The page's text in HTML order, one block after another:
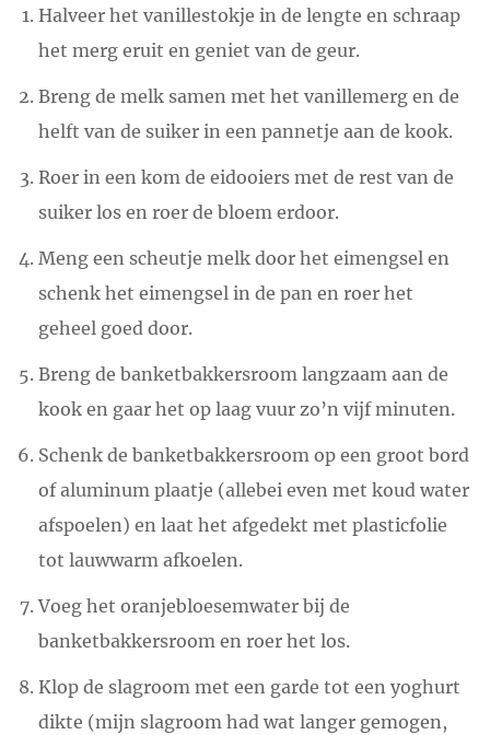
Halveer het vanillestokje in de lengte en schraap
het merg eruit en geniet van de geur.
Breng de melk samen met het vanillemerg en de
helft van de suiker in een pannetje aan de kook.
Roer in een kom de eidooiers met de rest van de
suiker los en roer de bloem erdoor.
Meng een scheutje melk door het eimengsel en
schenk het eimengsel in de pan en roer het
geheel goed door.
Breng de banketbakkersroom langzaam aan de
kook en gaar het op laag vuur zo’n vijf minuten.
Schenk de banketbakkersroom op een groot bord
of aluminum plaatje (allebei even met koud water
afspoelen) en laat het afgedekt met plasticfolie
tot lauwwarm afkoelen.
Voeg het oranjebloesemwater bij de
banketbakkersroom en roer het los.
Klop de slagroom met een garde tot een yoghurt
dikte (mijn slagroom had wat langer gemogen,